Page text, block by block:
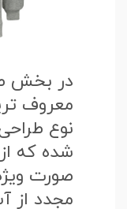
در بخش
معروف
نوع
شده که
صورت
مجدد از